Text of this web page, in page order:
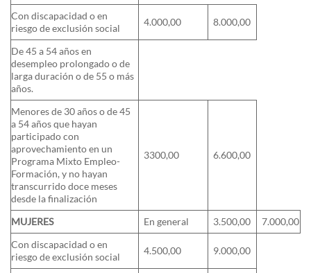
Con discapacidad o en
riesgo de exclusión social
4.000,00 8.000,00
De 45 a 54 años en
desempleo prolongado o de
larga duración o de 55 o más
años.
Menores de 30 años o de 45
a 54 años que hayan
participado con
aprovechamiento en un
Programa Mixto Empleo-
Formación, y no hayan
transcurrido doce meses
desde la finalización
3300,00 6.600,00
MUJERES En general 3.500,00
7.000,00
Con discapacidad o en
riesgo de exclusión social
4.500,00 9.000,00